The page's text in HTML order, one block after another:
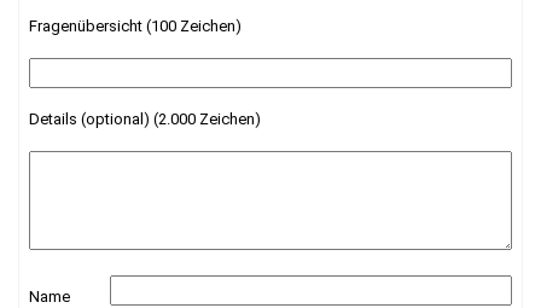
Fragenübersicht (100 Zeichen)
Details (optional) (2.000 Zeichen)
Name